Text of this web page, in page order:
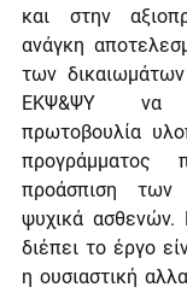
και στην
ανάγκη
των
ΕΚΨ&ΨΥ να
πρωτοβουλία
προάσπιση των
ψυχικά
διέπει το έργο
η ουσιαστική